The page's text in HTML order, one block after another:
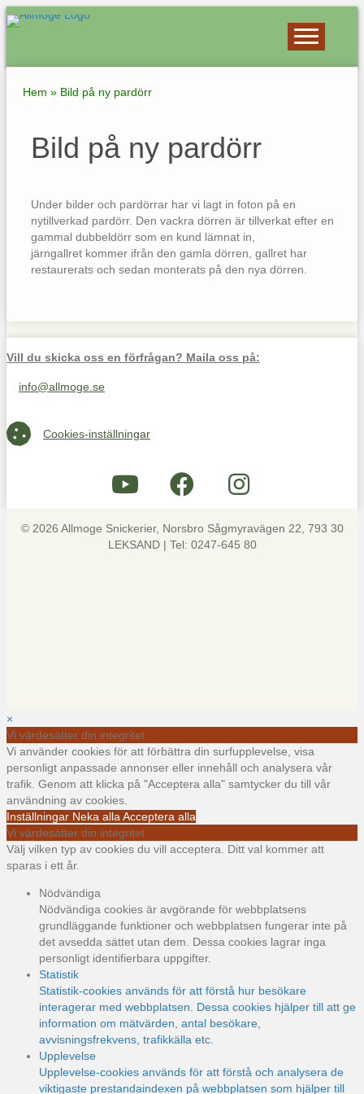
Hem » Bild på ny pardörr
Bild på ny pardörr
Under bilder och pardörrar har vi lagt in foton på en
nytillverkad pardörr. Den vackra dörren är tillverkat efter en
gammal dubbeldörr som en kund lämnat in,
järngallret kommer ifrån den gamla dörren, gallret har
restaurerats och sedan monterats på den nya dörren.
Vill du skicka oss en förfrågan? Maila oss på:
Maila oss på info@allmoge.se
info@allmoge.se
Cookies-inställningar
Cookies-inställningar
© 2026 Allmoge Snickerier, Norsbro Sågmyravägen 22, 793 30
LEKSAND | Tel: 0247-645 80
×
Vi värdesätter din integritet
Vi använder cookies för att förbättra din surfupplevelse, visa
personligt anpassade annonser eller innehåll och analysera vår
trafik. Genom att klicka på "Acceptera alla" samtycker du till vår
användning av cookies.
Inställningar Neka alla Acceptera alla
Vi värdesätter din integritet
Välj vilken typ av cookies du vill acceptera. Ditt val kommer att
sparas i ett år.
Nödvändiga
Nödvändiga cookies är avgörande för webbplatsens
grundläggande funktioner och webbplatsen fungerar inte på
det avsedda sättet utan dem. Dessa cookies lagrar inga
personligt identifierbara uppgifter.
Statistik
Statistik-cookies används för att förstå hur besökare
interagerar med webbplatsen. Dessa cookies hjälper till att ge
information om mätvärden, antal besökare,
avvisningsfrekvens, trafikkälla etc.
Upplevelse
Upplevelse-cookies används för att förstå och analysera de
viktigaste prestandaindexen på webbplatsen som hjälper till